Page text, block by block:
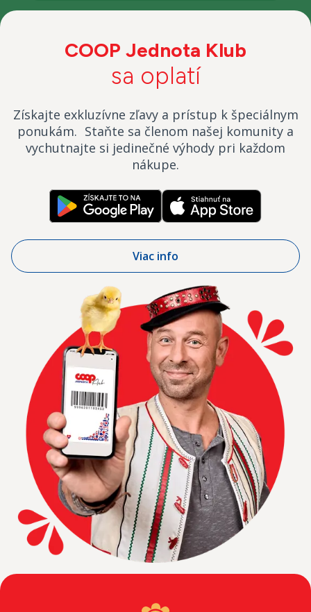
COOP Jednota Klub
sa oplatí
Získajte exkluzívne zľavy a prístup k špeciálnym
ponukám. Staňte sa členom našej komunity a
vychutnajte si jedinečné výhody pri každom
nákupe.
Viac info